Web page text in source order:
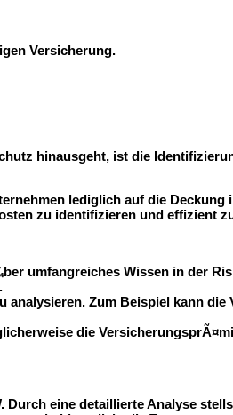
Versicherung.
hinausgeht, ist die
lediglich auf die Deckung
zu identifizieren und effizient
umfangreiches Wissen in der
Zum Beispiel kann
die
eine detaillierte Analyse